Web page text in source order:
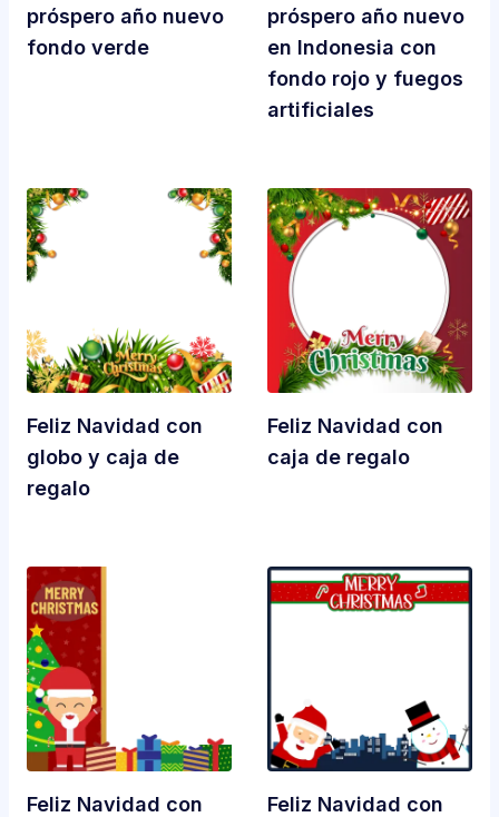
próspero año nuevo
fondo verde
próspero año nuevo
en Indonesia con
fondo rojo y fuegos
artificiales
Feliz Navidad con
globo y caja de
regalo
Feliz Navidad con
caja de regalo
Feliz Navidad con
Feliz Navidad con